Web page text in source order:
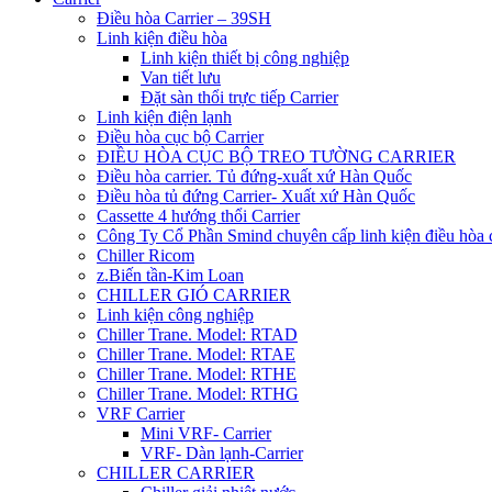
Điều hòa Carrier – 39SH
Linh kiện điều hòa
Linh kiện thiết bị công nghiệp
Van tiết lưu
Đặt sàn thổi trực tiếp Carrier
Linh kiện điện lạnh
Điều hòa cục bộ Carrier
ĐIỀU HÒA CỤC BỘ TREO TƯỜNG CARRIER
Điều hòa carrier. Tủ đứng-xuất xứ Hàn Quốc
Điều hòa tủ đứng Carrier- Xuất xứ Hàn Quốc
Cassette 4 hướng thổi Carrier
Công Ty Cổ Phần Smind chuyên cấp linh kiện điều hòa
Chiller Ricom
z.Biến tần-Kim Loan
CHILLER GIÓ CARRIER
Linh kiện công nghiệp
Chiller Trane. Model: RTAD
Chiller Trane. Model: RTAE
Chiller Trane. Model: RTHE
Chiller Trane. Model: RTHG
VRF Carrier
Mini VRF- Carrier
VRF- Dàn lạnh-Carrier
CHILLER CARRIER